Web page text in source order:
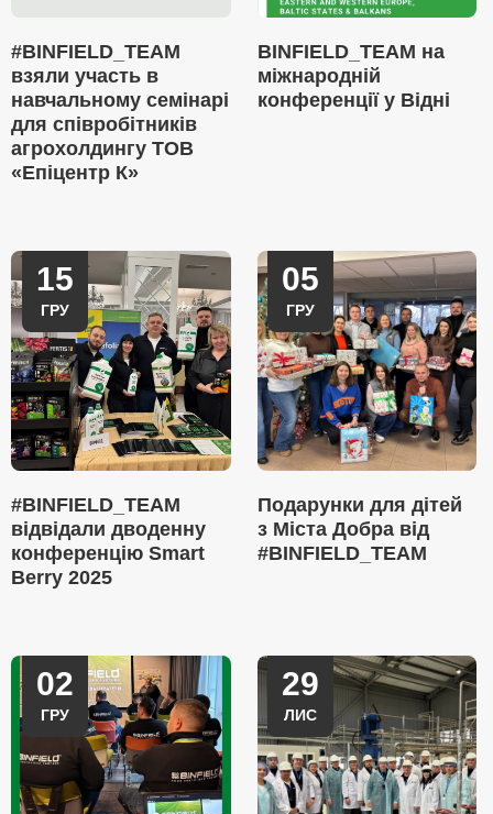
#BINFIELD_TEAM
взяли участь в
навчальному семінарі
для співробітників
агрохолдингу ТОВ
«Епіцентр К»
BINFIELD_TEAM на
міжнародній
конференції у Відні
15
ГРУ
#BINFIELD_TEAM
відвідали дводенну
конференцію Smart
Berry 2025
05
ГРУ
Подарунки для дітей
з Міста Добра від
#BINFIELD_TEAM
02
ГРУ
29
ЛИС